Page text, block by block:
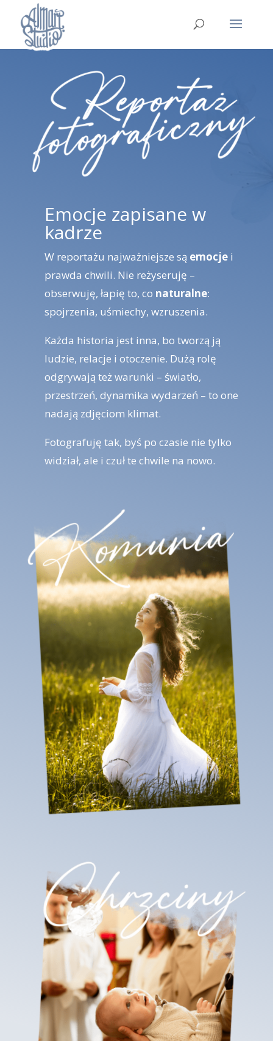
Emocje zapisane w
kadrze
W reportażu najważniejsze są emocjei
prawda chwili. Nie reżyseruję –
obserwuję, łapię to, co naturalne:
spojrzenia, uśmiechy, wzruszenia.
Każda historia jest inna, bo tworzą ją
ludzie, relacje i otoczenie. Dużą rolę
odgrywają też warunki – światło,
przestrzeń, dynamika wydarzeń – to one
nadają zdjęciom klimat.
Fotografuję tak, byś po czasie nie tylko
widział, ale i czuł te chwile na nowo.